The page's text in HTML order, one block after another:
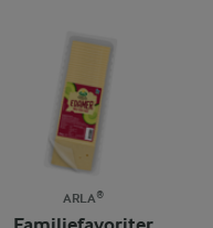
ARLA®